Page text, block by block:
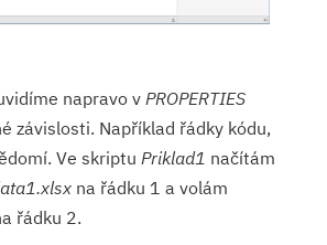
napravo v PROPERTIES
závislosti. Například řádky kódu,
Ve skriptu Priklad1 načítám
na řádku 1 a volám
řádku 2.